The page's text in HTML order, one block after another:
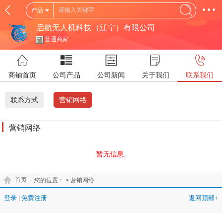
产品
启航无人机科技（辽宁）有限公司
普通商家
商铺首页 公司产品 公司新闻 关于我们 联系我们
联系方式 营销网络
营销网络
暂无信息.
您的位置：
首页 > 营销网络
登录 免费注册 返回顶部↑